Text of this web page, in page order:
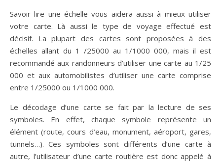
Savoir lire une échelle vous aidera aussi à mieux utiliser
votre carte. Là aussi le type de voyage effectué est
décisif. La plupart des cartes sont proposées à des
échelles allant du 1 /25000 au 1/1000 000, mais il est
recommandé aux randonneurs d’utiliser une carte au 1/25
000 et aux automobilistes d’utiliser une carte comprise
entre 1/25000 ou 1/1000 000.
Le décodage d’une carte se fait par la lecture de ses
symboles. En effet, chaque symbole représente un
élément (route, cours d’eau, monument, aéroport, gares,
tunnels…). Ces symboles sont différents d’une carte à
autre, l’utilisateur d’une carte routière est donc appelé à